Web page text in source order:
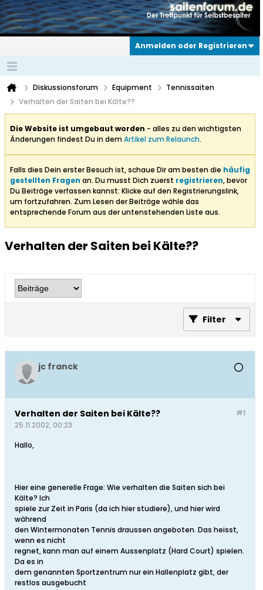
Anmelden oder Registrieren
Diskussionsforum Equipment
Tennissaiten
Verhalten der Saiten bei Kälte??
Die Website ist umgebaut worden - alles zu den wichtigsten
Änderungen findest Du in demArtikel zum Relaunch.
Falls dies Dein erster Besuch ist, schaue Dir am besten die häufig
gestellten Fragen an. Du musst Dich zuerst registrieren, bevor
Du Beiträge verfassen kannst: Klicke auf den Registrierungslink,
um fortzufahren. Zum Lesen der Beiträge wähle das
entsprechende Forum aus der untenstehenden Liste aus.
Verhalten der Saiten bei Kälte??
Filter
jc franck
#1
Verhalten der Saiten bei Kälte??
25.11.2002, 00:23
Hallo,
Hier eine generelle Frage: Wie verhalten die Saiten sich bei
Kälte? Ich
spiele zur Zeit in Paris (da ich hier studiere), und hier wird
während
den Wintermonaten Tennis draussen angeboten. Das heisst,
wenn es nicht
regnet, kann man auf einem Aussenplatz (Hard Court) spielen.
Da es in
dem genannten Sportzentrum nur ein Hallenplatz gibt, der
restlos ausgebucht